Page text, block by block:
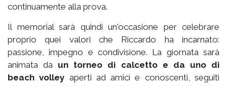
continuamente alla prova.
Il memorial sarà quindi un'occasione per celebrare
proprio quei valori che Riccardo ha incarnato:
passione, impegno e condivisione. La giornata sarà
animata da un torneo di calcetto e da uno di
beach volley aperti ad amici e conoscenti, seguiti